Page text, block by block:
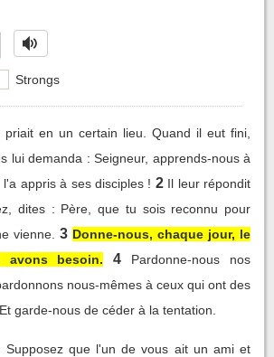
Strongs
priait en un certain lieu. Quand il eut fini,
lui demanda : Seigneur, apprends-nous à
appris à ses disciples ! 2 Il leur répondit
dites : Père, que tu sois reconnu pour
vienne. 3 Donne-nous, chaque jour, le
besoin.
4
Pardonne-nous nos
nous-mêmes à ceux qui ont des
garde-nous de céder à la tentation.
Supposez que l'un de vous ait un ami et